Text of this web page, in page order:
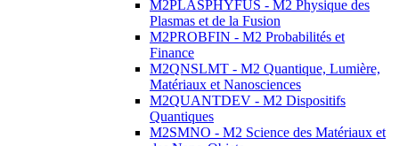
M2PLASPHYFUS - M2 Physique des
Plasmas et de la Fusion
M2PROBFIN - M2 Probabilités et
Finance
M2QNSLMT - M2 Quantique, Lumière,
Matériaux et Nanosciences
M2QUANTDEV - M2 Dispositifs
Quantiques
M2SMNO - M2 Science des Matériaux et